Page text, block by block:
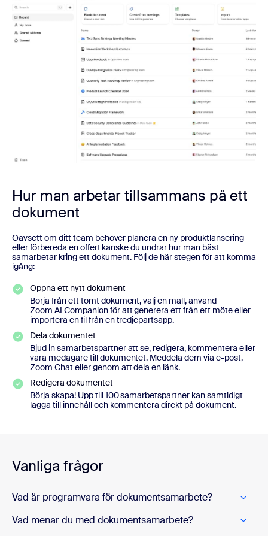
Hur man arbetar tillsammans på ett
dokument
Oavsett om ditt team behöver planera en ny produktlansering
eller förbereda en offert kanske du undrar hur man bäst
samarbetar kring ett dokument. Följ de här stegen för att komma
igång:
Öppna ett nytt dokument
Börja från ett tomt dokument, välj en mall, använd
Zoom AI Companion för att generera ett från ett möte eller
importera en fil från en tredjepartsapp.
Dela dokumentet
Bjud in samarbetspartner att se, redigera, kommentera eller
vara medägare till dokumentet. Meddela dem via e-post,
Zoom Chat eller genom att dela en länk.
Redigera dokumentet
Börja skapa! Upp till 100 samarbetspartner kan samtidigt
lägga till innehåll och kommentera direkt på dokument.
Vanliga frågor
Vad är programvara för dokumentsamarbete?
Vad menar du med dokumentsamarbete?